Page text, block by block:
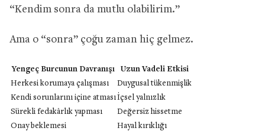
“Kendim sonra da mutlu olabilirim.”
Ama o “sonra” çoğu zaman hiç gelmez.
Yengeç Burcunun Davranışı
Uzun Vadeli Etkisi
Herkesi korumaya çalışması
Duygusal tükenmişlik
Kendi sorunlarını içine atmasıİçsel yalnızlık
Sürekli fedakârlık yapması
Değersiz hissetme
Onay beklemesi
Hayal kırıklığı